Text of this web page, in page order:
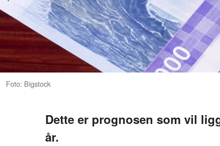
Foto: Bigstock
Dette er prognosen som vil
år.